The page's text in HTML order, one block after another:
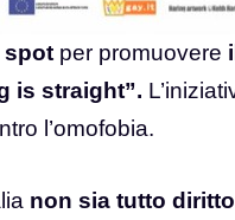
spot per promuovere
is straight”.
l’omofobia.
non sia tutto